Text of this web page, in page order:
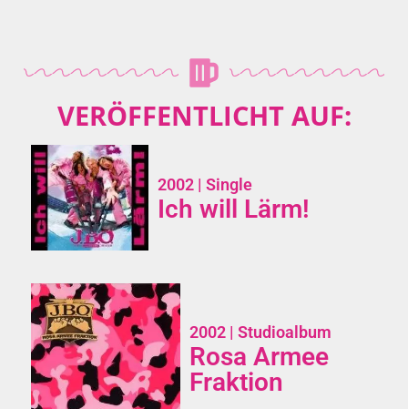
VERÖFFENTLICHT AUF:
2002| Single
Ich will Lärm!
2002| Studioalbum
Rosa Armee
Fraktion